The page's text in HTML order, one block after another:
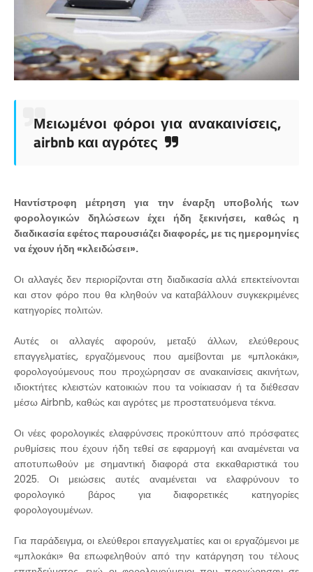
Μειωμένοι φόροι για ανακαινίσεις,
airbnb και αγρότες
Ηαντίστροφη μέτρηση για την έναρξη υποβολής των
φορολογικών δηλώσεων έχει ήδη ξεκινήσει, καθώς η
διαδικασία εφέτος παρουσιάζει διαφορές, με τις ημερομηνίες
να έχουν ήδη «κλειδώσει».
Οι αλλαγές δεν περιορίζονται στη διαδικασία αλλά επεκτείνονται
και στον φόρο που θα κληθούν να καταβάλλουν συγκεκριμένες
κατηγορίες πολιτών.
Αυτές οι αλλαγές αφορούν, μεταξύ άλλων, ελεύθερους
επαγγελματίες, εργαζόμενους που αμείβονται με «μπλοκάκι»,
φορολογούμενους που προχώρησαν σε ανακαινίσεις ακινήτων,
ιδιοκτήτες κλειστών κατοικιών που τα νοίκιασαν ή τα διέθεσαν
μέσω Airbnb, καθώς και αγρότες με προστατευόμενα τέκνα.
Οι νέες φορολογικές ελαφρύνσεις προκύπτουν από πρόσφατες
ρυθμίσεις που έχουν ήδη τεθεί σε εφαρμογή και αναμένεται να
αποτυπωθούν με σημαντική διαφορά στα εκκαθαριστικά του
2025. Οι μειώσεις αυτές αναμένεται να ελαφρύνουν το
φορολογικό βάρος για διαφορετικές κατηγορίες
φορολογουμένων.
Για παράδειγμα, οι ελεύθεροι επαγγελματίες και οι εργαζόμενοι με
«μπλοκάκι» θα επωφεληθούν από την κατάργηση του τέλους